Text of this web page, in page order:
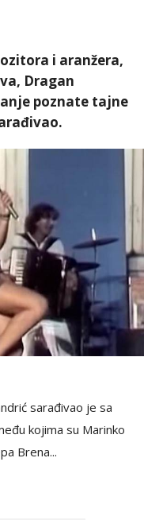
i aranžera,
Dragan
poznate tajne
sarađivao je sa
kojima su Marinko
Brena...